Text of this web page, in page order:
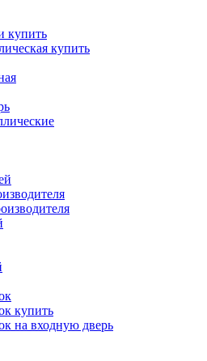
купить
купить
купить
на входную дверь